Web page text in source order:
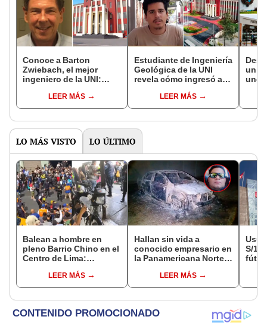
Conoce a Barton
Zwiebach, el mejor
ingeniero de la UNI:
alto de la universidad
LEER MÁS
Estudiante de Ingeniería
Geológica de la UNI
revela cómo ingresó al
"Trabajaba como
sastre"
LEER MÁS
uno
LO MÁS VISTO LO ÚLTIMO
Balean a hombre en
pleno Barrio Chino en el
Centro de Lima:
fugarseLEER MÁS
Hallan sin vida a
conocido empresario en
la Panamericana Norte
Sullana, Piura
LEER MÁS
S/